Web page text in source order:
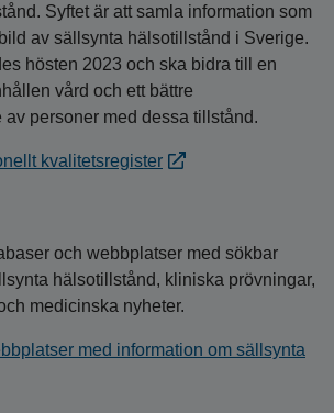
Syftet är att samla information som
av sällsynta hälsotillstånd i Sverige.
hösten 2023 och ska bidra till en
vård och ett bättre
personer med dessa tillstånd.
kvalitetsregister
och webbplatser med sökbar
hälsotillstånd, kliniska prövningar,
medicinska nyheter.
med information om sällsynta